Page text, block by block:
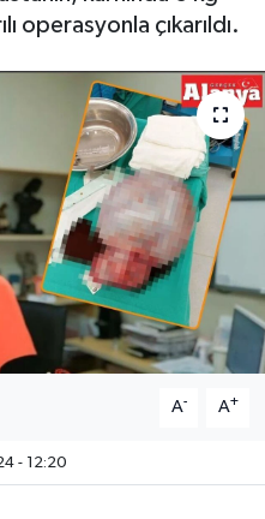
operasyonla çıkarıldı.
A- A+
- 12:20
Policy